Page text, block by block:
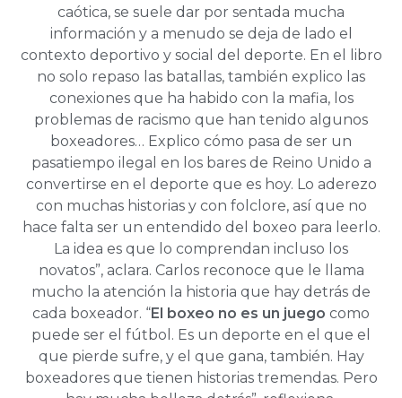
caótica, se suele dar por sentada mucha
información y a menudo se deja de lado el
contexto deportivo y social del deporte. En el libro
no solo repaso las batallas, también explico las
conexiones que ha habido con la mafia, los
problemas de racismo que han tenido algunos
boxeadores… Explico cómo pasa de ser un
pasatiempo ilegal en los bares de Reino Unido a
convertirse en el deporte que es hoy. Lo aderezo
con muchas historias y con folclore, así que no
hace falta ser un entendido del boxeo para leerlo.
La idea es que lo comprendan incluso los
novatos”, aclara. Carlos reconoce que le llama
mucho la atención la historia que hay detrás de
cada boxeador. “El boxeo no es un juego como
puede ser el fútbol. Es un deporte en el que el
que pierde sufre, y el que gana, también. Hay
boxeadores que tienen historias tremendas. Pero